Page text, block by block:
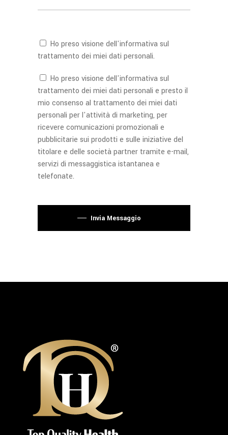
Ho preso visione dell'informativasul
trattamento dei miei dati personali.
Ho preso visione dell'informativasul
trattamento dei miei dati personali e presto il
mio consenso al trattamento dei miei dati
personali per l'attività di marketing, per
ricevere comunicazioni promozionali e
pubblicitarie sui prodotti e sulle iniziative del
titolare e delle società partner tramite e-mail,
servizi di messaggistica istantanea e
telefonate.
Invia Messaggio